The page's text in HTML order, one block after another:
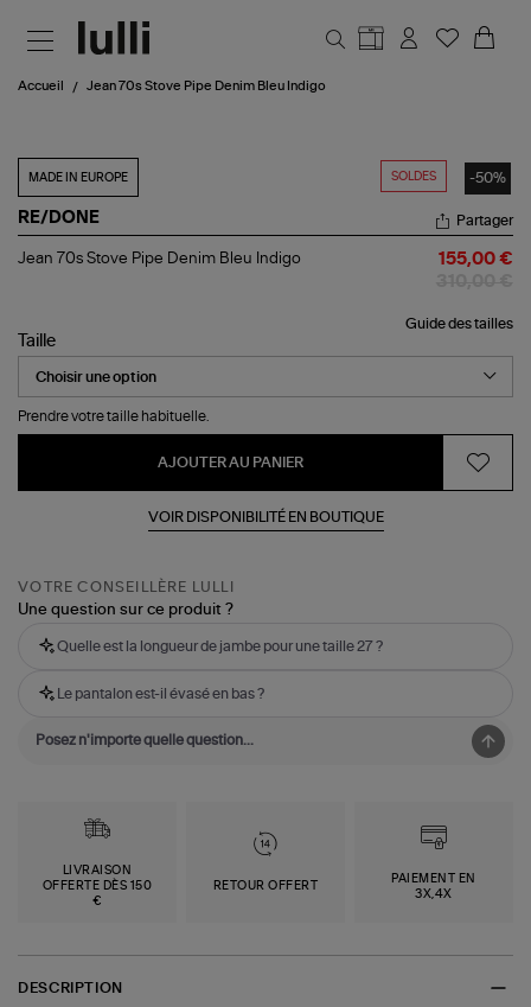
Accueil Jean 70s Stove Pipe Denim Bleu Indigo
SOLDES -50%
MADE IN EUROPE
RE/DONE
Jean
Denim
Bleu
Indigo
Partager
Jean 70s Stove Pipe Denim Bleu Indigo 155,00 €
Guide des tailles
Taille
Prendre votre taille habituelle.
AJOUTER AU PANIER
VOIR DISPONIBILITÉ EN BOUTIQUE
VOTRE CONSEILLÈRE LULLI
Une question sur ce produit ?
Quelle est la longueur de jambe pour une taille 27 ?
Le pantalon est-il évasé en bas ?
LIVRAISON
OFFERTE DÈS 150
€
RETOUR OFFERT
PAIEMENT EN
3X,4X
DESCRIPTION